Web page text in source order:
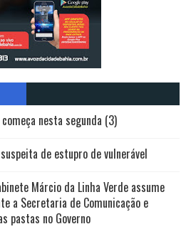
nesta segunda (3)
de estupro de vulnerável
Márcio da Linha Verde assume
a Secretaria de Comunicação e
pastas no Governo